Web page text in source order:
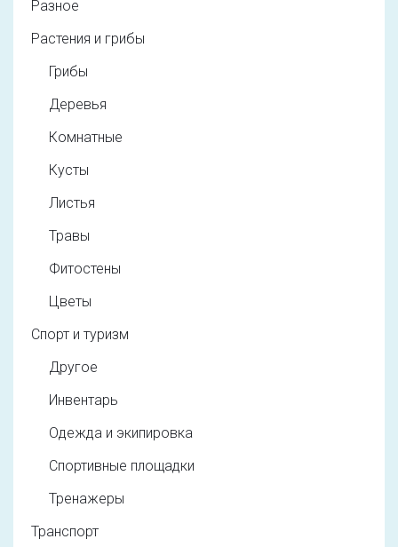
Разное
Растения и грибы
Грибы
Деревья
Комнатные
Кусты
Листья
Травы
Фитостены
Цветы
Спорт и туризм
Другое
Инвентарь
Одежда и экипировка
Спортивные площадки
Тренажеры
Транспорт